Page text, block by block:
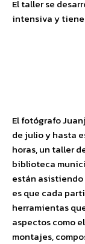
El taller se
intensiva y
El fotógrafo
de julio y hasta
horas, un taller
biblioteca
están
es que cada
herramientas
aspectos como
montajes,